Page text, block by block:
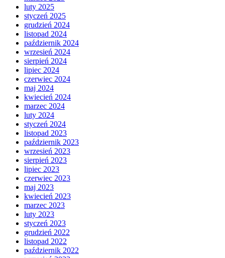
luty 2025
styczeń 2025
grudzień 2024
listopad 2024
październik 2024
wrzesień 2024
sierpień 2024
lipiec 2024
czerwiec 2024
maj 2024
kwiecień 2024
marzec 2024
luty 2024
styczeń 2024
listopad 2023
październik 2023
wrzesień 2023
sierpień 2023
lipiec 2023
czerwiec 2023
maj 2023
kwiecień 2023
marzec 2023
luty 2023
styczeń 2023
grudzień 2022
listopad 2022
październik 2022